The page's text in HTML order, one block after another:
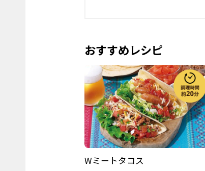
おすすめレシピ
Wミートタコス